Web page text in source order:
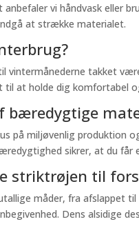
vi håndvask eller
at strække materialet.
vintermånederne takket
til at holde dig komfortabel
bæredygtige
på miljøvenlig produktion
sikrer, at du får
striktrøjen til
måder, fra afslappet
Dens alsidige